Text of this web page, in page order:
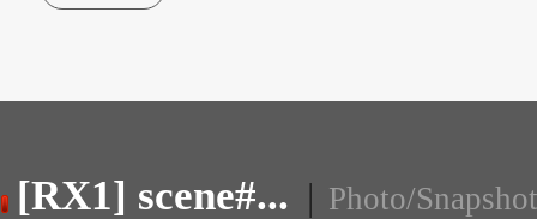
[RX1] scene#... | Photo/Snapshot